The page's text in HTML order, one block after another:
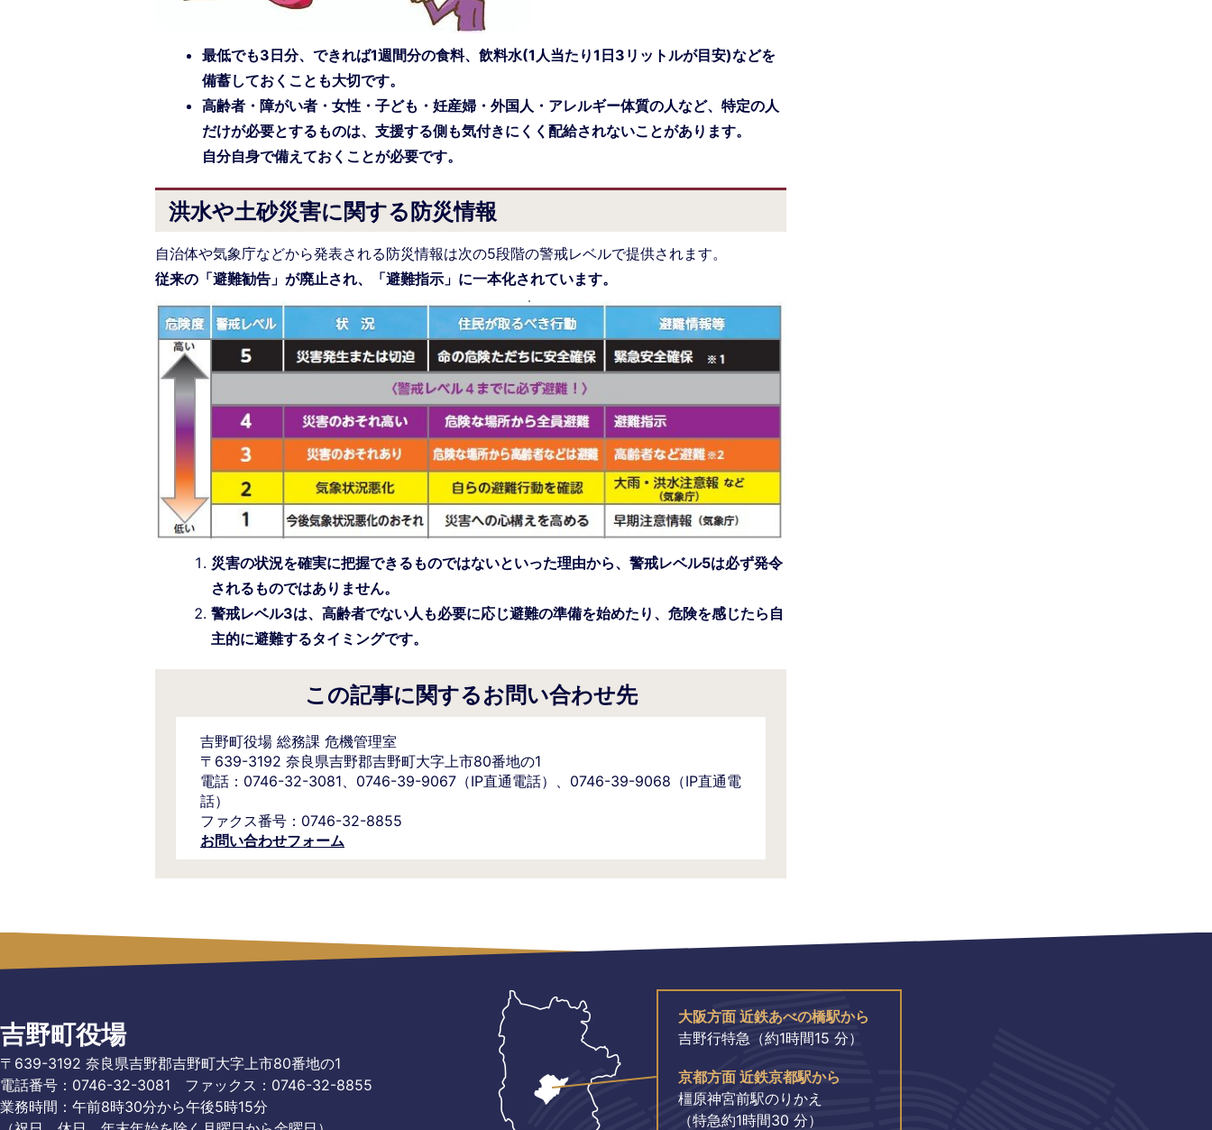
最低でも3日分、できれば1週間分の食料、飲料水(1人当たり1日3リットルが目安)などを
備蓄しておくことも大切です。
高齢者・障がい者・女性・子ども・妊産婦・外国人・アレルギー体質の人など、特定の人
だけが必要とするものは、支援する側も気付きにくく配給されないことがあります。
自分自身で備えておくことが必要です。
洪水や土砂災害に関する防災情報
自治体や気象庁などから発表される防災情報は次の5段階の警戒レベルで提供されます。
従来の「避難勧告」が廃止され、「避難指示」に一本化されています。
災害の状況を確実に把握できるものではないといった理由から、警戒レベル5は必ず発令
されるものではありません。
警戒レベル3は、高齢者でない人も必要に応じ避難の準備を始めたり、危険を感じたら自
主的に避難するタイミングです。
この記事に関するお問い合わせ先
吉野町役場 総務課 危機管理室
〒639-3192 奈良県吉野郡吉野町大字上市80番地の1
電話：0746-32-3081、0746-39-9067（IP直通電話）、0746-39-9068（IP直通電
話）
ファクス番号：0746-32-8855
お問い合わせフォーム
吉野町役場
〒639-3192 奈良県吉野郡吉野町大字上市80番地の1
電話番号：0746-32-3081
ファックス：0746-32-8855
業務時間：午前8時30分から午後5時15分
大阪方面 近鉄あべの橋駅から
吉野行特急（約1時間15 分）
京都方面 近鉄京都駅から
橿原神宮前駅のりかえ
（特急約1時間30 分）